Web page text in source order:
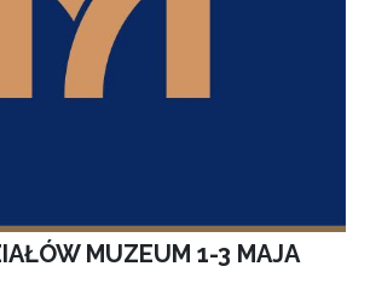
MUZEUM 1-3 MAJA